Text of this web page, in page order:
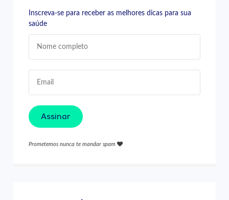
Inscreva-se para receber as melhores dicas para sua
saúde
Assinar
Prometemos nunca te mandar spam